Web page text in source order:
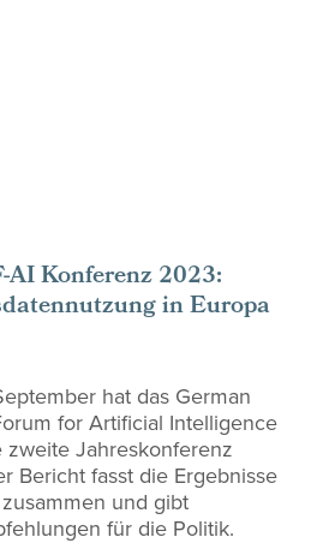
Konferenz 2023:
in Europa
hat das German
for Artificial Intelligence
zweite Jahreskonferenz
Bericht fasst die Ergebnisse
und gibt
für die Politik.